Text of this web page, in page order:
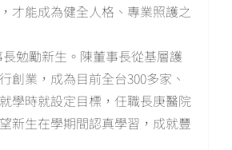
才能成為健全人格、專業照護之
勉勵新生。陳董事長從基層護
創業，成為目前全台300多家、
學時就設定目標，任職長庚醫院
新生在學期間認真學習，成就豐